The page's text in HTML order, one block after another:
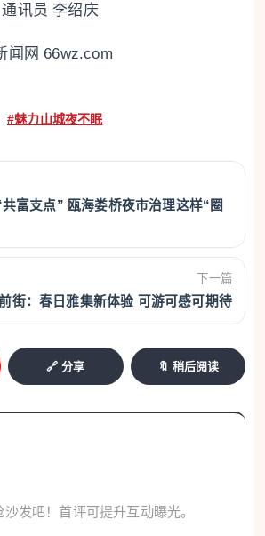
讯员 李绍庆
闻网 66wz.com
#魅力山城夜不眠
富支点” 瓯海娄桥夜市治理这样“圈
下一篇
街：春日雅集新体验 可游可感可期待
🔗 分享 🔖 稍后阅读
发吧！首评可提升互动曝光。